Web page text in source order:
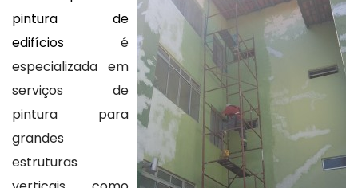
pintura de
edifícios é
especializada em
serviços de
pintura para
grandes
estruturas